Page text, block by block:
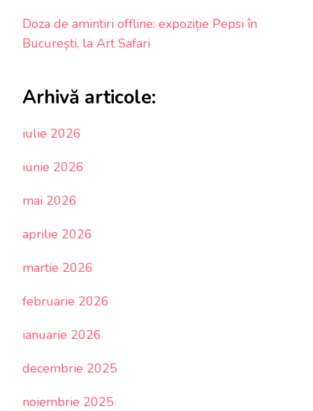
Doza de amintiri offline: expoziție Pepsi în
București, la Art Safari
Arhivă articole:
iulie 2026
iunie 2026
mai 2026
aprilie 2026
martie 2026
februarie 2026
ianuarie 2026
decembrie 2025
noiembrie 2025